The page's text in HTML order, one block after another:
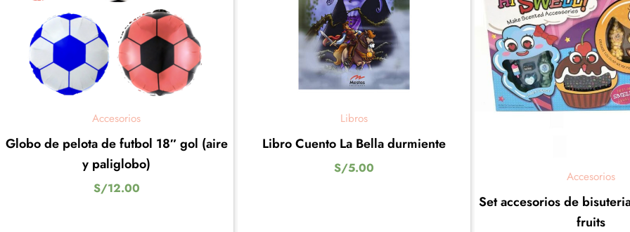
Accesorios
Globo de pelota de futbol 18″ gol (aire
y paliglobo)
S/12.00
Libros
Libro Cuento La Bella durmiente
S/5.00
Accesorios
Set accesorios de
fruits